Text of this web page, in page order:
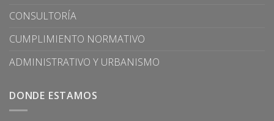
CONSULTORÍA
CUMPLIMIENTO NORMATIVO
ADMINISTRATIVO Y URBANISMO
DONDE ESTAMOS